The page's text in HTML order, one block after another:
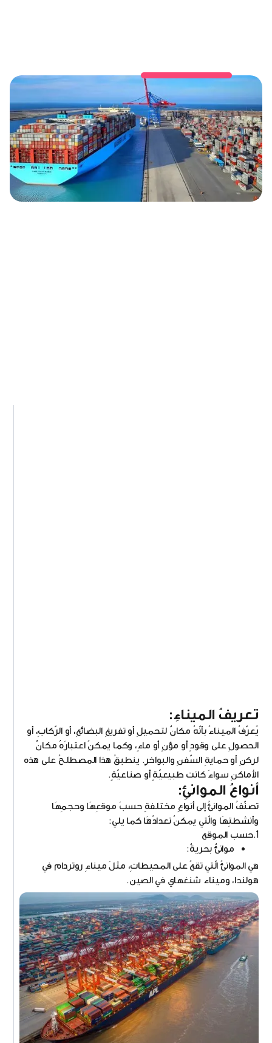
تعريفُ الميناءِ:
يُعرّفُ الميناءُ بأنّهُ مكانٌ لتحميلِ أو تفريغِ البضائعِ، أو الرّكابِ، أو
الحصولِ على وقودٍ أو مؤنٍ أو ماءٍ، وكما يمكنُ اعتبارَهُ مكانٌ
لركنِ أو حمايةِ السّفنِ والبواخرِ. ينطبقُ هذا المصطلحُ على هذه
الأماكنِ سواءَ كانت طبيعيّةٍ أو صناعيّةٍ.
أنواعُ الموانئِ:
تصنّفُ الموانئُ إلى أنواعٍ مختلفةٍ حسبَ موقعِهَا وحجمِهَا
وأنشطتِهَا والّتي يمكنُ تعدادُهَا كما يلي:
1.حسب الموقع
موانئٌ بحريةٌ:
هي الموانئُ الّتي تقعُ على المحيطاتِ، مثلَ ميناءِ روتردام في
هولندا، وميناء شنغهاي في الصين.